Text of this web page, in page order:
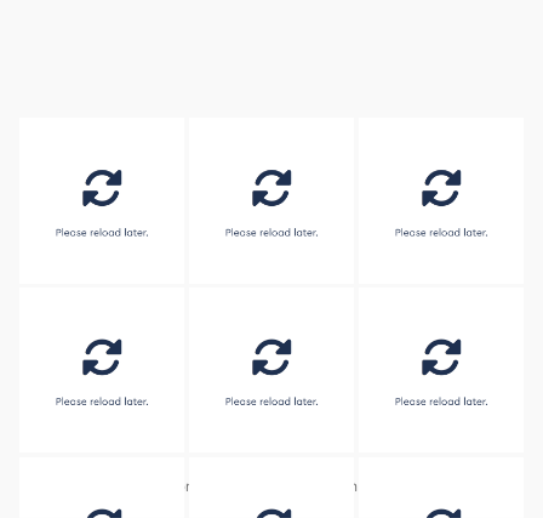
Combine Social Photos from